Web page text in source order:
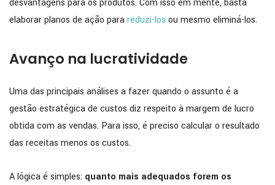
desvantagens para os produtos. Com isso em mente, basta
elaborar planos de ação parareduzi-los ou mesmo eliminá-los.
Avanço na lucratividade
Uma das principais análises a fazer quando o assunto é a
gestão estratégica de custos diz respeito à margem de lucro
obtida com as vendas. Para isso, é preciso calcular o resultado
das receitas menos os custos.
A lógica é simples: quanto mais adequados forem os